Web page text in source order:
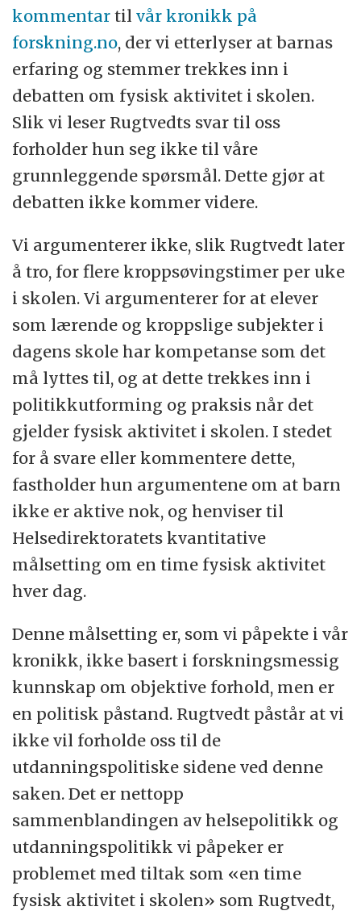
kommentartilvår kronikk på
forskning.no, der vi etterlyser at barnas
erfaring og stemmer trekkes inn i
debatten om fysisk aktivitet i skolen.
Slik vi leser Rugtvedts svar til oss
forholder hun seg ikke til våre
grunnleggende spørsmål. Dette gjør at
debatten ikke kommer videre.
Vi argumenterer ikke, slik Rugtvedt later
å tro, for flere kroppsøvingstimer per uke
i skolen. Vi argumenterer for at elever
som lærende og kroppslige subjekter i
dagens skole har kompetanse som det
må lyttes til, og at dette trekkes inn i
politikkutforming og praksis når det
gjelder fysisk aktivitet i skolen. I stedet
for å svare eller kommentere dette,
fastholder hun argumentene om at barn
ikke er aktive nok, og henviser til
Helsedirektoratets kvantitative
målsetting om en time fysisk aktivitet
hver dag.
Denne målsetting er, som vi påpekte i vår
kronikk, ikke basert i forskningsmessig
kunnskap om objektive forhold, men er
en politisk påstand. Rugtvedt påstår at vi
ikke vil forholde oss til de
utdanningspolitiske sidene ved denne
saken. Det er nettopp
sammenblandingen av helsepolitikk og
utdanningspolitikk vi påpeker er
problemet med tiltak som «en time
fysisk aktivitet i skolen» som Rugtvedt,